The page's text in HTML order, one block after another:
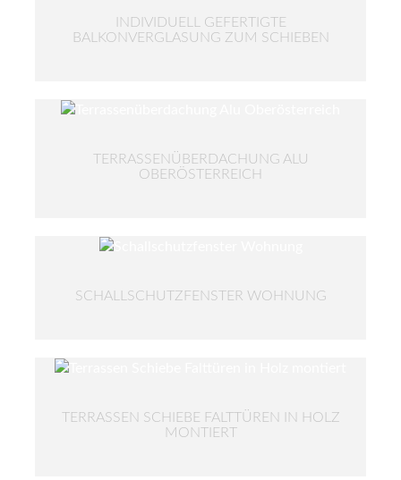
INDIVIDUELL GEFERTIGTE
BALKONVERGLASUNG ZUM SCHIEBEN
TERRASSENÜBERDACHUNG ALU
OBERÖSTERREICH
SCHALLSCHUTZFENSTER WOHNUNG
TERRASSEN SCHIEBE FALTTÜREN IN HOLZ
MONTIERT